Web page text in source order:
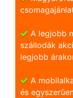
A legjobb
szállodák
legjobb
A
és